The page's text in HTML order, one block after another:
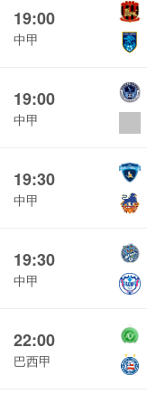
19:00
中甲
19:00
中甲
19:30
中甲
19:30
中甲
22:00
巴西甲